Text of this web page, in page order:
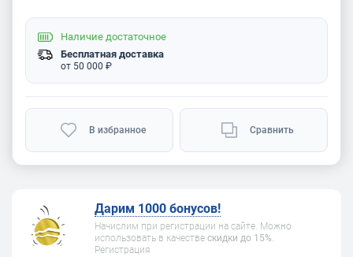
Наличие достаточное
Бесплатная доставка
от 50 000 ₽
В избранное Сравнить
Дарим 1000 бонусов!
Начислим при регистрации на сайте. Можно
использовать в качестве скидки до 15%.
Регистрация